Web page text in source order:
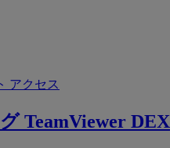
アクセス
TeamViewer DEX